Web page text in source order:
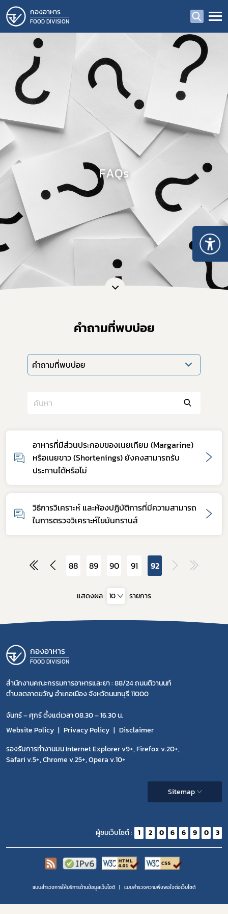
กองอาหาร
FOOD DIVISION
FAQs
คำถามที่พบบ่อย
คำถามที่พบบ่อย
อาหารที่มีส่วนประกอบของเนยเทียม (Margarine)
หรือเนยขาว (Shortenings) ยังคงสามารถรับ
ประทานได้หรือไม่
วิธีการวิเคราะห์ และห้องปฏิบัติการที่มีความสามารถ
ในการตรวจวิเคราะห์ไขมันทรานส์
88 89 90 91 92
แสดงผล 10 รายการ
กองอาหาร
FOOD DIVISION
สำนักงานคณะกรรมการอาหารและยา : 88/24 ถนนติวานนท์
ตำบลตลาดขวัญ อำเภอเมือง จังหวัดนนทบุรี 11000
จันทร์ – ศุกร์ ตั้งแต่เวลา 08.30 – 16.30 น.
Website Policy
Privacy Policy
Disclaimer
รองรับการทำงานบน Internet Explorer v9+, Firefox v.20+,
Safari v.5+, Chrome v.25+, Opera v.10+
Sitemap
ผู้ชมเว็บไซต์ : 1 2 0 6 6 9 0 3
แบบสำรวจการให้บริการด้านข้อมูลเว็บไซต์ แบบสำรวจความพีงพอใจต่อเว็บไซต์